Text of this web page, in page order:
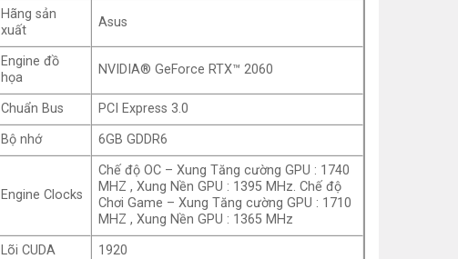
Hãng sản
xuất
Asus
Engine đồ
họa
NVIDIA® GeForce RTX™ 2060
Chuẩn Bus
PCI Express 3.0
Bộ nhớ 6GB GDDR6
Engine Clocks
Chế độ OC – Xung Tăng cường GPU : 1740
MHZ , Xung Nền GPU : 1395 MHz. Chế độ
Chơi Game – Xung Tăng cường GPU : 1710
MHZ , Xung Nền GPU : 1365 MHz
Lõi CUDA
1920